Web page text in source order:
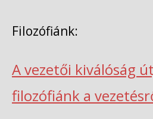
Filozófiánk:
A vezetői kiválóság
filozófiánk a